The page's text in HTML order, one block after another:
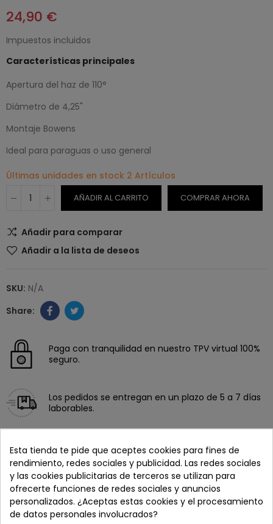
24,90 €
Impuestos incluidos
Características principales
Apertura del haz de 110°
Diámetro de 4,25"
Montaje Bowens
Ideal para paraguas o uso general
Últimas unidades en stock 2 Artículos
AÑADIR AL CARRITO COMPRAR AHORA
Añadir para comparar
Añadir a la lista de deseos
SKU: N/A
Paga con tranquilidad en nuestro TPV virtual 100%
seguro.
Los pedidos se entregan en un plazo de 5 a 7 días
laborables.
Recuerda que tienes 15 días, desde la recepción
del pedido, para solicitar la devolución.
Esta tienda te pide que aceptes cookies para fines de
rendimiento, redes sociales y publicidad. Las redes sociales
y las cookies publicitarias de terceros se utilizan para
ofrecerte funciones de redes sociales y anuncios
personalizados. ¿Aceptas estas cookies y el procesamiento
de datos personales involucrados?